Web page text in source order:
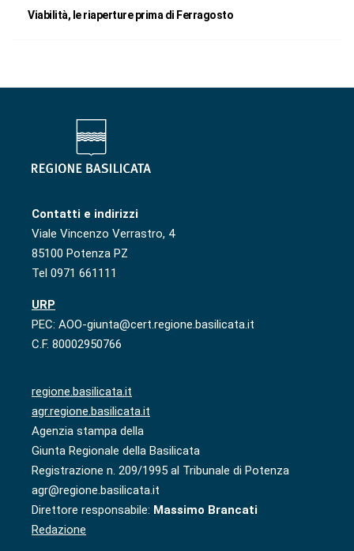
Viabilità, le riaperture prima di Ferragosto
Contatti e indirizzi
Viale Vincenzo Verrastro, 4
85100 Potenza PZ
Tel 0971 661111
URP
PEC: AOO-giunta@cert.regione.basilicata.it
C.F. 80002950766
regione.basilicata.it
agr.regione.basilicata.it
Agenzia stampa della
Giunta Regionale della Basilicata
Registrazione n. 209/1995 al Tribunale di Potenza
agr@regione.basilicata.it
Direttore responsabile: Massimo Brancati
Redazione